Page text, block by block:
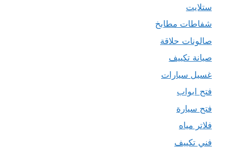
ستلايت
شفاطات مطابخ
صالونات حلاقة
صيانة تكييف
غسيل سيارات
فتح ابواب
فتح سيارة
فلاتر مياه
فني تكييف